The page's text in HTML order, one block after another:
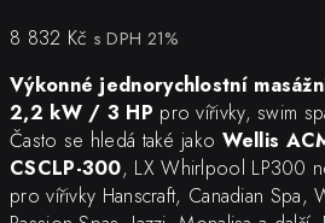
8 832 Kč s DPH 21%
Výkonné jednorychlostní
2,2 kW / 3 HP pro vířivky, swim
Často se hledá také jako Wellis
CSCLP-300, LX Whirlpool LP300
pro vířivky Hanscraft, Canadian Spa,